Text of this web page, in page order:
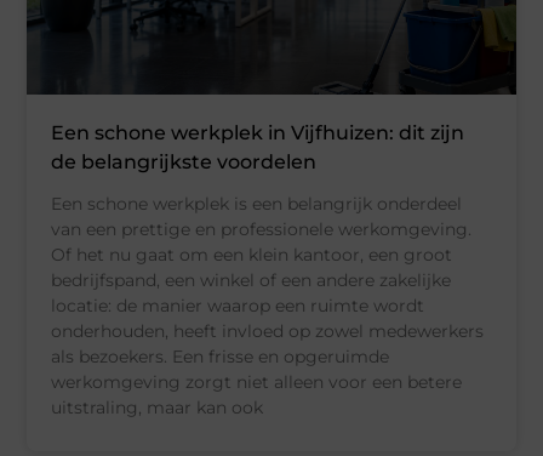
Een schone werkplek in Vijfhuizen: dit zijn
de belangrijkste voordelen
Een schone werkplek is een belangrijk onderdeel
van een prettige en professionele werkomgeving.
Of het nu gaat om een klein kantoor, een groot
bedrijfspand, een winkel of een andere zakelijke
locatie: de manier waarop een ruimte wordt
onderhouden, heeft invloed op zowel medewerkers
als bezoekers. Een frisse en opgeruimde
werkomgeving zorgt niet alleen voor een betere
uitstraling, maar kan ook